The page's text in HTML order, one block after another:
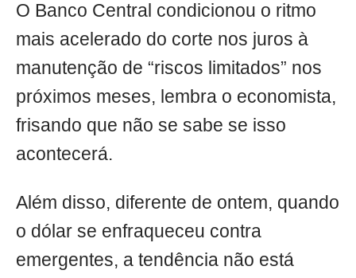
O Banco Central condicionou o ritmo
mais acelerado do corte nos juros à
manutenção de “riscos limitados” nos
próximos meses, lembra o economista,
frisando que não se sabe se isso
acontecerá.
Além disso, diferente de ontem, quando
o dólar se enfraqueceu contra
emergentes, a tendência não está